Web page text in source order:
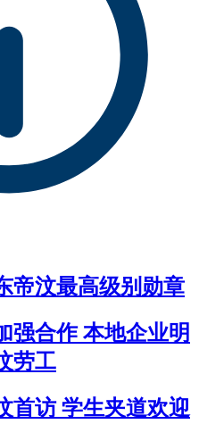
帝汶最高级别勋章
强合作 本地企业明
劳工
首访 学生夹道欢迎